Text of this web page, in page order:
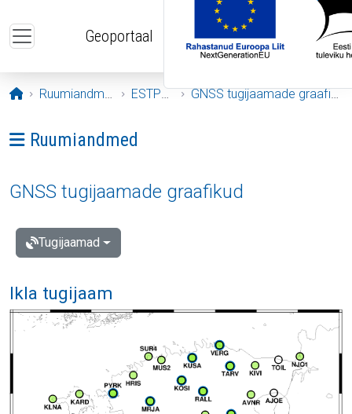
Geoportaal
Avaleht
Ruumiandmed ESTPOS GNSS tugijaamade graafikud
Ava menüü: Ruumiandmed
Ruumiandmed
GNSS tugijaamade graafikud
Tugijaamad
Ikla tugijaam